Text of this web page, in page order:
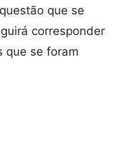
que se
corresponder
que se foram